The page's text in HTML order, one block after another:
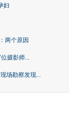
妇
两个原因
摄影师...
场勘察发现...